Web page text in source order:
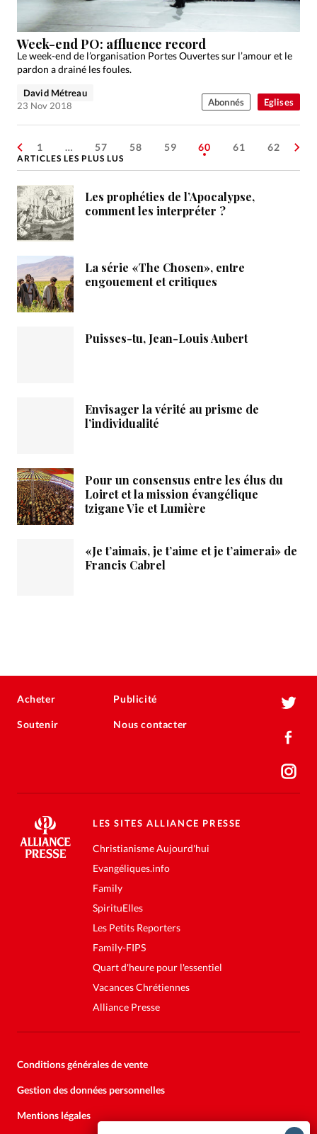
Eglises
Week-end PO: affluence record
Le week-end de l’organisation Portes Ouvertes sur l’amour et le
pardon a drainé les foules.
David Métreau
23 Nov 2018
Abonnés
1 … 57 58 59 60 61 62
ARTICLES LES PLUS LUS
Les prophéties de l’Apocalypse,
comment les interpréter ?
La série «The Chosen», entre
engouement et critiques
Puisses-tu, Jean-Louis Aubert
Envisager la vérité au prisme de
l’individualité
Pour un consensus entre les élus du
Loiret et la mission évangélique
tzigane Vie et Lumière
«Je t’aimais, je t’aime et je t’aimerai» de
Francis Cabrel
Acheter
Soutenir
Publicité
Nous contacter
LES SITES ALLIANCE PRESSE
Christianisme Aujourd'hui
Evangéliques.info
Family
SpirituElles
Les Petits Reporters
Family-FIPS
Quart d'heure pour l'essentiel
Vacances Chrétiennes
Alliance Presse
Conditions générales de vente
Gestion des données personnelles
Mentions légales